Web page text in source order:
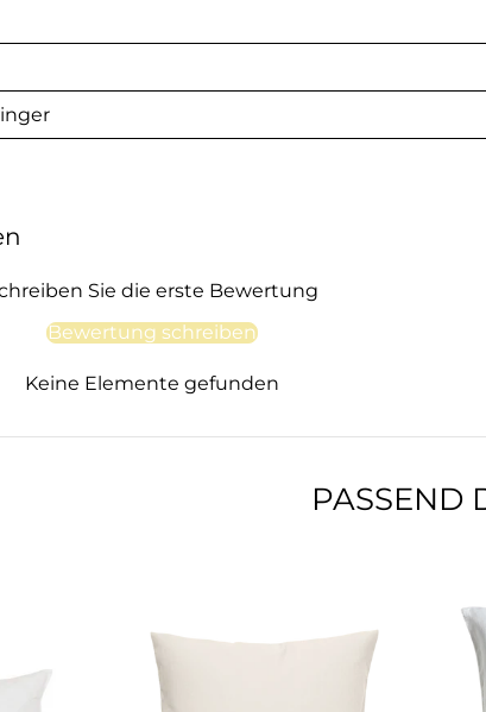
Sie die erste Bewertung
Bewertung schreiben
Keine Elemente gefunden
PASSEND